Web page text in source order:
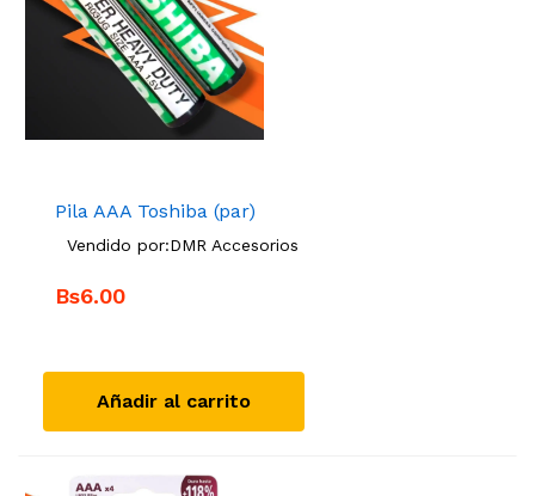
Pila AAA Toshiba (par)
Vendido por:DMR Accesorios
Bs6.00
Añadir al carrito